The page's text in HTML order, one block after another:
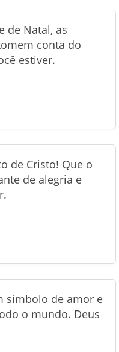
de Natal, as
conta do
estiver.
de Cristo! Que o
de alegria e
símbolo de amor e
o mundo. Deus